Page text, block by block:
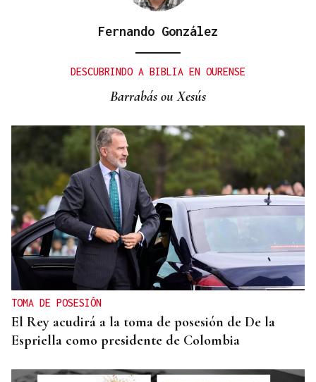
Muere a los 50 años el DJ francés Kavinsky, autor
Fernando González
DESCUBRINDO A BIBLIA EN OURENSE
Barrabás ou Xesús
TOMA DE POSESIÓN
El Rey acudirá a la toma de posesión de De la
Espriella como presidente de Colombia